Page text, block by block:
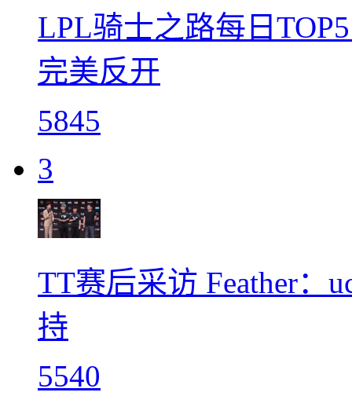
LPL骑士之路每日
完美反开
5845
3
TT赛后采访 Feather：
持
5540